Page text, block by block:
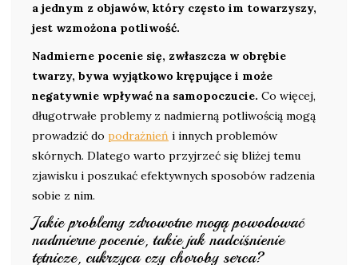
a jednym z objawów, który często im towarzyszy,
jest wzmożona potliwość.
Nadmierne pocenie się, zwłaszcza w obrębie
twarzy, bywa wyjątkowo krępujące i może
negatywnie wpływać na samopoczucie. Co więcej,
długotrwałe problemy z nadmierną potliwością mogą
prowadzić do podrażnień i innych problemów
skórnych. Dlatego warto przyjrzeć się bliżej temu
zjawisku i poszukać efektywnych sposobów radzenia
sobie z nim.
Jakie problemy zdrowotne mogą powodować
nadmierne pocenie, takie jak nadciśnienie
tętnicze, cukrzyca czy choroby serca?